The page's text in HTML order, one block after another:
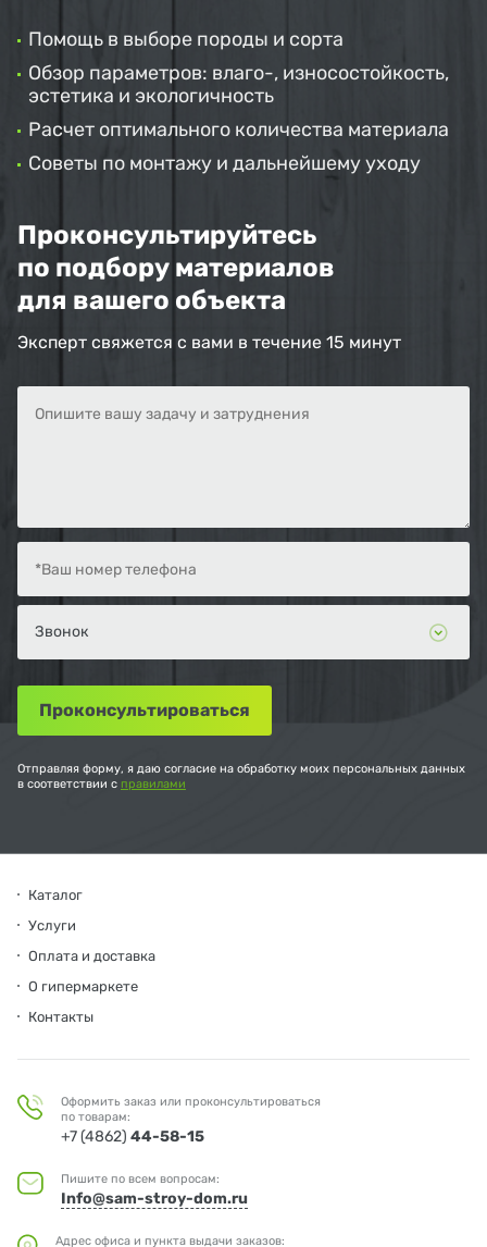
Помощь в выборе породы и сорта
Обзор параметров: влаго-, износостойкость,
эстетика и экологичность
Расчет оптимального количества материала
Советы по монтажу и дальнейшему уходу
Проконсультируйтесь
по подбору материалов
для вашего объекта
Эксперт свяжется с вами в течение 15 минут
Отправляя форму, я даю согласие на обработку моих персональных данных
в соответствии с правилами
Каталог
Услуги
Оплата и доставка
О гипермаркете
Контакты
Оформить заказ или проконсультироваться
по товарам:
+7 (4862) 44-58-15
Пишите по всем вопросам:
Info@sam-stroy-dom.ru
Адрес офиса и пункта выдачи заказов: